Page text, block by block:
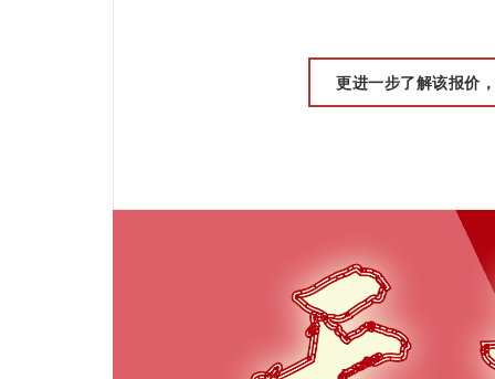
更进一步了解该报价